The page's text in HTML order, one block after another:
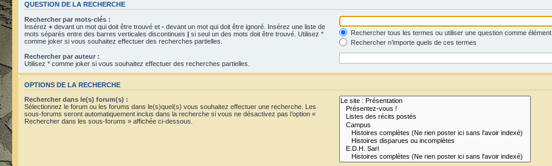
QUESTION DE LA RECHERCHE
Rechercher par mots-clés :
Insérez + devant un mot qui doit être trouvé et - devant un mot qui doit être ignoré. Insérez une liste de
mots séparés entre des barres verticales discontinues | si seul un des mots doit être trouvé. Utilisez *
comme joker si vous souhaitez effectuer des recherches partielles.
Rechercher tous les termes ou utiliser une question comme élément
Rechercher n’importe quels de ces termes
Rechercher par auteur :
Utilisez * comme joker si vous souhaitez effectuer des recherches partielles.
OPTIONS DE LA RECHERCHE
Rechercher dans le(s) forum(s) :
Sélectionnez le forum ou les forums dans le(s)quel(s) vous souhaitez effectuer une recherche. Les
sous-forums seront automatiquement inclus dans la recherche si vous ne désactivez pas l’option «
Rechercher dans les sous-forums » affichée ci-dessous.